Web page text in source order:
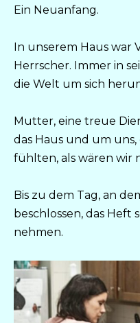
Ein Neuanfang.
In unserem Haus war
Herrscher. Immer in
die Welt um sich
Mutter, eine treue
das Haus und um uns,
fühlten, als wären wir
Bis zu dem Tag, an
beschlossen, das Heft
nehmen.